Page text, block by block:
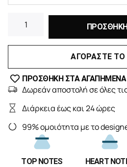
ΑΓΟΡΑΣΤΕ
ΠΡΟΣΘΗΚΗ ΣΤΑ ΑΓΑΠΗΜΕΝΑ
Δωρεάν αποστολή σε όλες
Διάρκεια έως και 24 ώρες
99% ομοιότητα με το
TOP NOTES
HEART